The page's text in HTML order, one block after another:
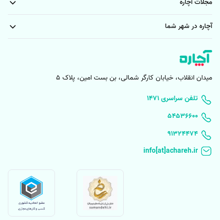
انواع خدمات تعمیر موتور سیکلت سیار
است که بسیاری از راکبین موتور سیکلت را دچار مشکل می‌کند. موتور سیکلت
می‌شود. پنچر شدن لاستیک، بروز مشکل در ترمزها، زنجیر چرخ، کمک فنر،
کاربرات و ... از جمله مشکلاتی هستند که چندان دور از انتظار نیستند. در این
مجرب است. آچاره یکی از باکیفیت‌ترین و سریع‌ترین سرویس تعمیر موتور
سیکلت سیار را توسط تعمیرکاران مجرب ارائه می‌کند. در این سرویس کلیه
خدمات جزئی مانند پنچری سیار موتور و همچنین خدمات تخصصی‌تر مانند
هوندا شرکتی است که در ایران به‌واسطه طراحی و تولید موتور سیکلت‌های
مدل سی جی و سی دی آی شناخته می‌شود. تفاوت عمده این مدل‌ها در
مجلات آچاره
آچاره در شهر شما
میدان انقلاب، خیابان کارگر شمالی، بن بست امین، پلاک 5
۱۴۷۱ تلفن سراسری
۵۴۵۳۶۶۰۰
91324474